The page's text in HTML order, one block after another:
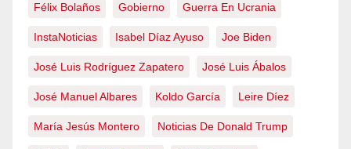
Félix Bolaños Gobierno Guerra En Ucrania
InstaNoticias Isabel Díaz Ayuso Joe Biden
José Luis Rodríguez Zapatero José Luis Ábalos
José Manuel Albares Koldo García Leire Díez
María Jesús Montero Noticias De Donald Trump